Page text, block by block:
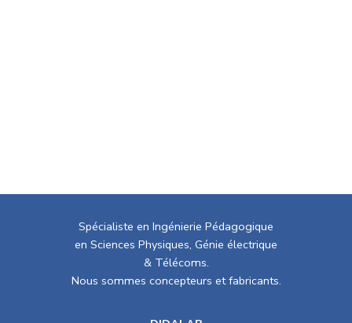
Spécialiste en Ingénierie Pédagogique
en Sciences Physiques, Génie électrique
& Télécoms.
Nous sommes concepteurs et fabricants.